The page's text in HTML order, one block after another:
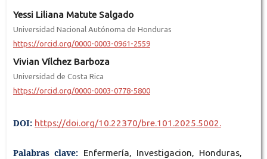
Yessi Liliana Matute Salgado
Universidad Nacional Autónoma de Honduras
https://orcid.org/0000-0003-0961-2559
Vivian Vílchez Barboza
Universidad de Costa Rica
https://orcid.org/0000-0003-0778-5800
DOI: https://doi.org/10.22370/bre.101.2025.5002.
Palabras clave: Enfermería, Investigacion, Honduras,